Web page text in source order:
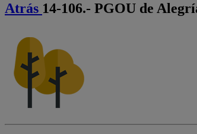
Atrás 14-106.- PGOU de